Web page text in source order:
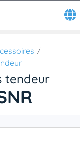
tendeur